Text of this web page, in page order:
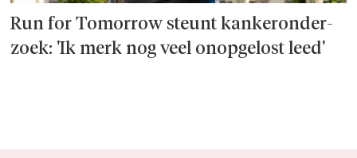
Run for Tomorrow steunt kanker­onder­
zoek: 'Ik merk nog veel onopgelost leed'